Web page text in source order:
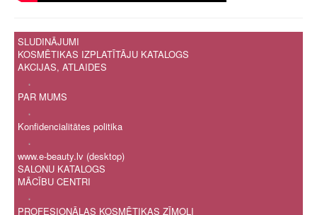
SLUDINĀJUMI
KOSMĒTIKAS IZPLATĪTĀJU KATALOGS
AKCIJAS, ATLAIDES
.
PAR MUMS
.
Konfidencialitātes politika
.
www.e-beauty.lv (desktop)
SALONU KATALOGS
MĀCĪBU CENTRI
.
PROFESIONĀLAS KOSMĒTIKAS ZĪMOLI